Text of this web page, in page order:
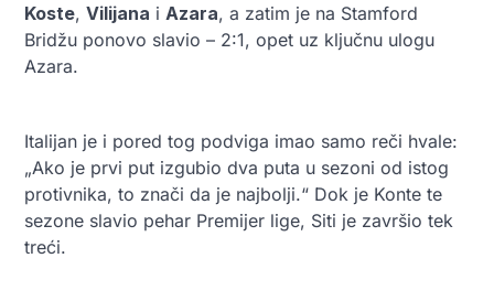
Koste, Vilijana i Azara, a zatim je na Stamford
Bridžu ponovo slavio – 2:1, opet uz ključnu ulogu
Azara.
Italijan je i pored tog podviga imao samo reči hvale:
„Ako je prvi put izgubio dva puta u sezoni od istog
protivnika, to znači da je najbolji.“ Dok je Konte te
sezone slavio pehar Premijer lige, Siti je završio tek
treći.